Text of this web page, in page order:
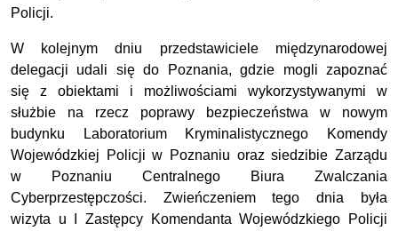
Policji.
W kolejnym dniu przedstawiciele międzynarodowej
delegacji udali się do Poznania, gdzie mogli zapoznać
się z obiektami i możliwościami wykorzystywanymi w
służbie na rzecz poprawy bezpieczeństwa w nowym
budynku Laboratorium Kryminalistycznego Komendy
Wojewódzkiej Policji w Poznaniu oraz siedzibie Zarządu
w Poznaniu Centralnego Biura Zwalczania
Cyberprzestępczości. Zwieńczeniem tego dnia była
wizyta u I Zastępcy Komendanta Wojewódzkiego Policji